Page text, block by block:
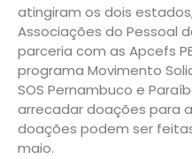
atingiram os dois
Associações do Pessoal
parceria com as Apcefs
programa Movimento
SOS Pernambuco e
arrecadar doações para
doações podem ser
maio.